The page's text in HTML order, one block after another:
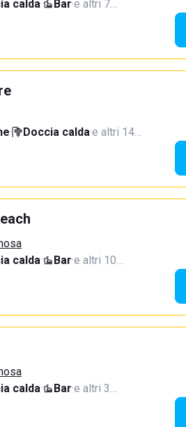
calda· Bar·e altri 7…
· Doccia calda·e altri 14…
calda· Bar·e altri 10…
calda· Bar·e altri 3…